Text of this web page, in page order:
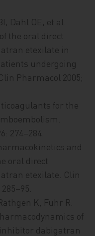
Dahl OE, et al.
the oral direct
etexilate in
undergoing
Pharmacol 2005;
for the
274–284.
and
oral direct
etexilate. Clin
K, Fuhr R.
of
dabigatran